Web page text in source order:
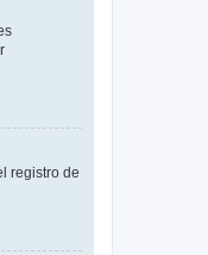
registro de